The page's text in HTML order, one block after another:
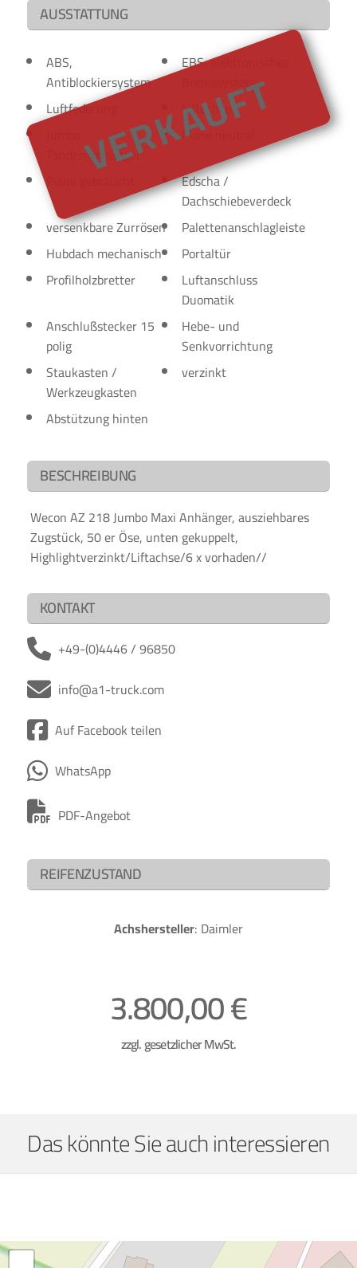
VERKAUFT
AUSSTATTUNG
ABS,
Antiblockiersystem
EBS, elektronisches
Bremssystem
Luftfederung
Liftachse
Tandemanhänger
Plane neutral
Plane gebraucht
Edscha /
Dachschiebeverdeck
versenkbare Zurrösen
Palettenanschlagleiste
Hubdach mechanisch
Portaltür
Profilholzbretter
Luftanschluss
Duomatik
Anschlußstecker 15
polig
Hebe- und
Senkvorrichtung
Staukasten /
Werkzeugkasten
verzinkt
Abstützung hinten
BESCHREIBUNG
Wecon AZ 218 Jumbo Maxi Anhänger, ausziehbares
Zugstück, 50 er Öse, unten gekuppelt,
Highlightverzinkt/Liftachse/6 x vorhaden//
KONTAKT
+49-(0)4446 / 96850
info@a1-truck.com
Auf Facebook teilen
WhatsApp
PDF-Angebot
REIFENZUSTAND
Achshersteller: Daimler
3.800,00 €
zzgl. gesetzlicher MwSt.
Das könnte Sie auch interessieren